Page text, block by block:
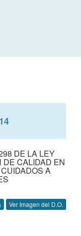
DE LA LEY
DE CALIDAD EN
A
Ver Imagen del D.O.